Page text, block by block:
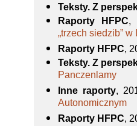
Teksty. Z
Raporty HFPC,
„trzech siedzib”
Raporty HFPC,
Teksty. Z
Panczenlamy
Inne raporty,
Autonomicznym
Raporty HFPC,